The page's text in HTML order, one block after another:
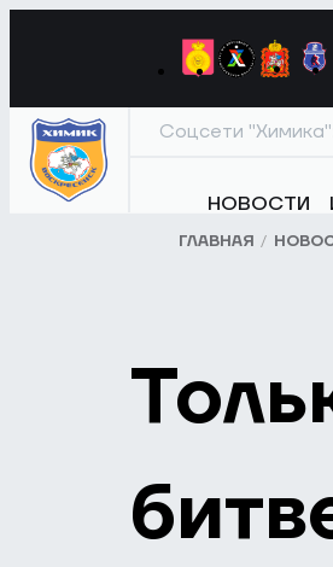
Соцсети
НОВОСТИ
ГЛАВНАЯ